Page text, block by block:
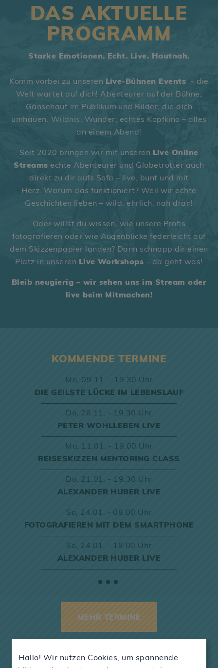
DAS AKTUELLE
PROGRAMM
Starke Emotionen. Echt. Live. Hautnah.
Komm vorbei zu unseren Live-Bühnen Events - die
Welt wartet auf dich! Abenteurer auf der Bühne,
Gänsehaut im Publikum und Bilder, die dich
umhauen. Wildnis, Wunder, echtes Kopfkino – alles
an einem Abend!
Seit 2020 bringen wir mit unseren Live Online
Streams echte Abenteurer und Globetrotter auch
direkt zu dir aufs Sofa – live, bunt und mit
Herz. Warum das funktioniert? Weil wir echte
Geschichten lieben – wild, ehrlich, nah dran!
Oder willst du wissen, wie unsere Profis
fotografieren oder wie Augenblicke federleicht auf
dem Skizzenpapier landen? Dann schnapp dir einen
Platz in unseren Live Workshops – da geht was!
Bleib neugierig – wir sehen uns im Stream oder
live beim Mitmachen!
KOMMENDE TERMINE
Mo, 09.11. - 19.30 Uhr
DIE GEILSTE LÜCKE IM LEBENSLAUF
Do, 26.11. - 19.30 Uhr
PETER WOHLLEBEN LIVE
Mo, 11.01. - 19.00 Uhr
REISESKIZZEN MENTORING CLASS
Do, 21.01. - 19.30 Uhr
ALEXANDER HUBER LIVE
So, 24.01. - 08.00 Uhr
FOTOGRAFIEREN MIT DEM SMARTPHONE
So, 24.01. - 18.00 Uhr
ALEXANDER HUBER LIVE
●●●
MEHR TERMINE
Hallo! Wir nutzen Cookies, um spannende